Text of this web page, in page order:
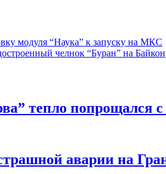
модуля “Наука” к запуску на МКС
челнок “Буран” на
тепло попрощался
аварии на